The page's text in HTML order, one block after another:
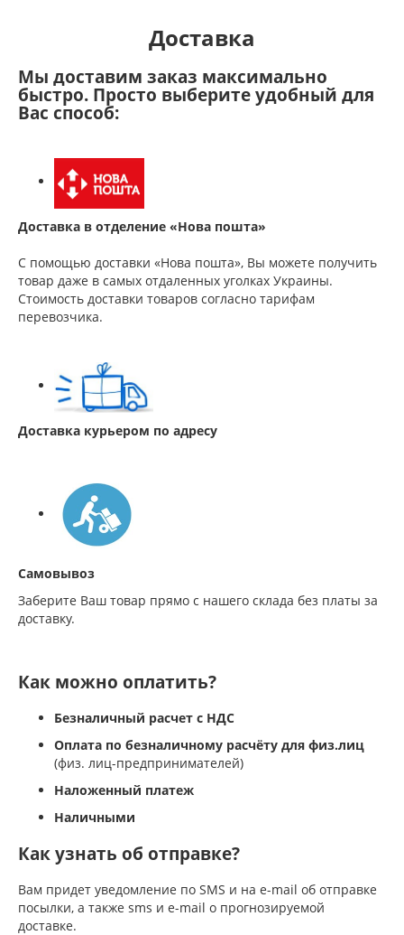
Доставка
Мы доставим заказ максимально
быстро. Просто выберите удобный для
Вас способ:
Доставка в отделение «Нова пошта»
С помощью доставки «Нова пошта», Вы можете получить
товар даже в самых отдаленных уголках Украины.
Стоимость доставки товаров согласно тарифам
перевозчика.
Доставка курьером по адресу
Самовывоз
Заберите Ваш товар прямо с нашего склада без платы за
доставку.
Как можно оплатить?
Безналичный расчет с НДС
Оплата по безналичному расчёту для физ.лиц
(физ. лиц-предпринимателей)
Наложенный платеж
Наличными
Как узнать об отправке?
Вам придет уведомление по SMS и на e-mail об отправке
посылки, а также sms и e-mail о прогнозируемой
доставке.